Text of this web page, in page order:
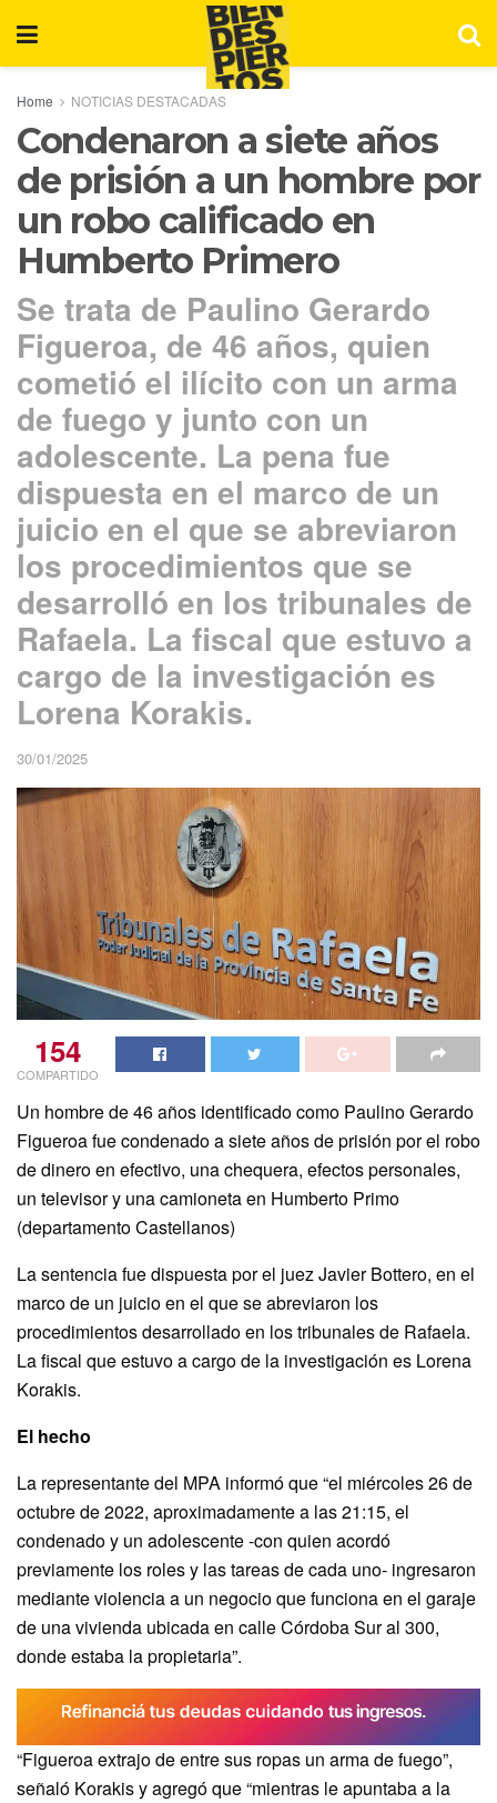
Home NOTICIAS DESTACADAS
Condenaron a siete años
de prisión a un hombre por
un robo calificado en
Humberto Primero
Se trata de Paulino Gerardo
Figueroa, de 46 años, quien
cometió el ilícito con un arma
de fuego y junto con un
adolescente. La pena fue
dispuesta en el marco de un
juicio en el que se abreviaron
los procedimientos que se
desarrolló en los tribunales de
Rafaela. La fiscal que estuvo a
cargo de la investigación es
Lorena Korakis.
30/01/2025
154
COMPARTIDO
Un hombre de 46 años identificado como Paulino Gerardo
Figueroa fue condenado a siete años de prisión por el robo
de dinero en efectivo, una chequera, efectos personales,
un televisor y una camioneta en Humberto Primo
(departamento Castellanos)
La sentencia fue dispuesta por el juez Javier Bottero, en el
marco de un juicio en el que se abreviaron los
procedimientos desarrollado en los tribunales de Rafaela.
La fiscal que estuvo a cargo de la investigación es Lorena
Korakis.
El hecho
La representante del MPA informó que “el miércoles 26 de
octubre de 2022, aproximadamente a las 21:15, el
condenado y un adolescente -con quien acordó
previamente los roles y las tareas de cada uno- ingresaron
mediante violencia a un negocio que funciona en el garaje
de una vivienda ubicada en calle Córdoba Sur al 300,
donde estaba la propietaria”.
“Figueroa extrajo de entre sus ropas un arma de fuego”,
señaló Korakis y agregó que “mientras le apuntaba a la